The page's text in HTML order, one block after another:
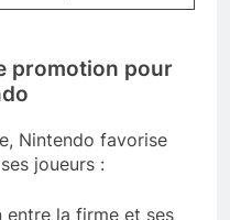
promotion pour
Nintendo favorise
joueurs :
entre la firme et ses